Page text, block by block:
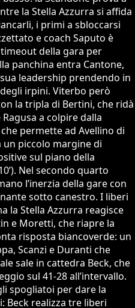
la Stella Azzurra si affida
i primi a sbloccarsi
e coach Saputo è
della gara per
panchina entra Cantone,
leadership prendendo in
irpini. Viterbo però
la tripla di Bertini, che ridà
a colpire dalla
permette ad Avellino di
piccolo margine di
sul piano della
Nel secondo quarto
l’inerzia della gare con
sotto canestro. I liberi
la Stella Azzurra reagisce
e Moretti, che riapre la
risposta biancoverde: un
Scanzi e Duranti che
sale in cattedra Beck, che
sul 41-28 all’intervallo.
spogliatoi per dare la
Beck realizza tre liberi